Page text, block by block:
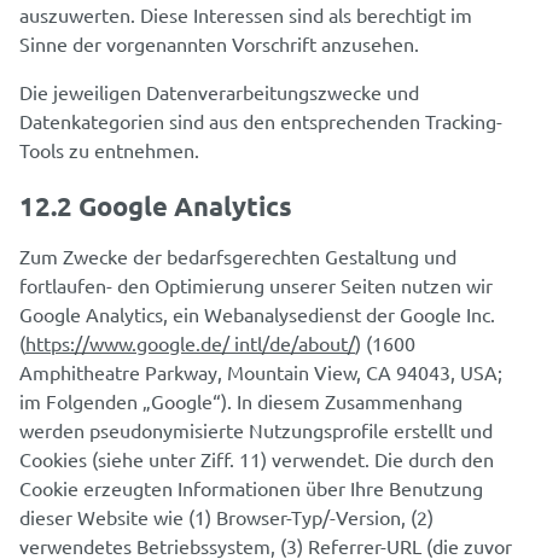
auszuwerten. Diese Interessen sind als berechtigt im
Sinne der vorgenannten Vorschrift anzusehen.
Die jeweiligen Datenverarbeitungszwecke und
Datenkategorien sind aus den entsprechenden Tracking-
Tools zu entnehmen.
12.2 Google Analytics
Zum Zwecke der bedarfsgerechten Gestaltung und
fortlaufen- den Optimierung unserer Seiten nutzen wir
Google Analytics, ein Webanalysedienst der Google Inc.
(https://www.google.de/ intl/de/about/) (1600
Amphitheatre Parkway, Mountain View, CA 94043, USA;
im Folgenden „Google“). In diesem Zusammenhang
werden pseudonymisierte Nutzungsprofile erstellt und
Cookies (siehe unter Ziff. 11) verwendet. Die durch den
Cookie erzeugten Informationen über Ihre Benutzung
dieser Website wie (1) Browser-Typ/-Version, (2)
verwendetes Betriebssystem, (3) Referrer-URL (die zuvor